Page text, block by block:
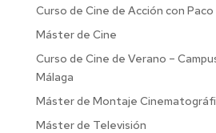
Curso de Cine de Acción con Paco
Máster de Cine
Curso de Cine de Verano –
Málaga
Máster de Montaje
Máster de Televisión